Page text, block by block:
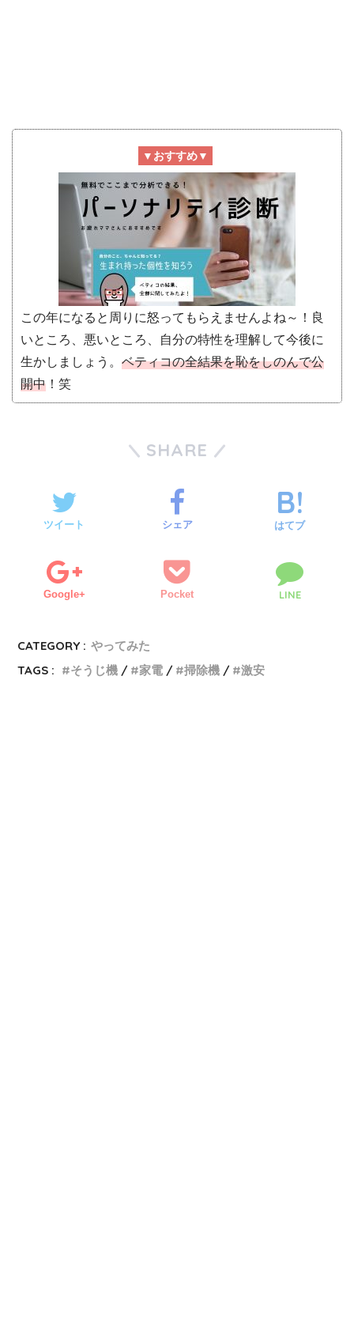
▼おすすめ▼
この年になると周りに怒ってもらえませんよね～！良
いところ、悪いところ、自分の特性を理解して今後に
生かしましょう。 ベティコの全結果を恥をしのんで公
開中 ！笑
SHARE
ツイート シェア はてブ
Google+ Pocket LINE
CATEGORY : やってみた
TAGS :
そうじ機 家電 掃除機 激安